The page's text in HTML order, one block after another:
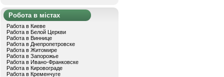
Робота в містах
Работа в Киеве
Работа в Белой Церкви
Работа в Виннице
Работа в Днепропетровске
Работа в Житомире
Работа в Запорожье
Работа в Ивано-Франковске
Работа в Кировограде
Работа в Кременчуге